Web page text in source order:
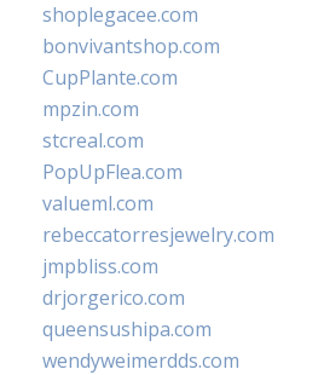
shoplegacee.com
bonvivantshop.com
CupPlante.com
mpzin.com
stcreal.com
PopUpFlea.com
valueml.com
rebeccatorresjewelry.com
jmpbliss.com
drjorgerico.com
queensushipa.com
wendyweimerdds.com